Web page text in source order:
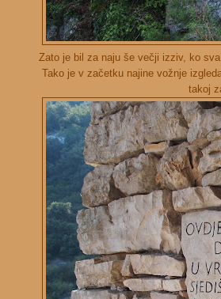
Zato je bil za naju še večji izziv, ko
Tako je v začetku najine vožnje
takoj